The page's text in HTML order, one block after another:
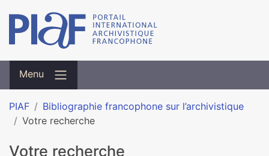
Menu
PIAF
Bibliographie francophone sur l’archivistique
Votre recherche
Votre recherche